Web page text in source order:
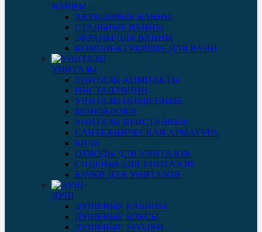
ВАННЫ
АКРИЛОВЫЕ ВАННЫ
СТАЛЬНЫЕ ВАННЫ
ЭКРАНЫ ДЛЯ ВАННЫ
КОМПЛЕКТУЮЩИЕ ДЛЯ ВАНН
УНИТАЗЫ
УНИТАЗЫ-КОМПАКТЫ
ИНСТАЛЛЯЦИИ
УНИТАЗЫ ПОДВЕСНЫЕ
МОНОБЛОКИ
УНИТАЗЫ ПРИСТАВНЫЕ
САНТЕХНИЧЕСКАЯ АРМАТУРА
БИДЕ
ОТВОДЫ ДЛЯ УНИТАЗОВ
СИДЕНЬЯ ДЛЯ УНИТАЗОВ
БАЧКИ ДЛЯ УНИТАЗОВ
ДУШ
ДУШЕВЫЕ КАБИНЫ
ДУШЕВЫЕ БОКСЫ
ДУШЕВЫЕ УГОЛКИ